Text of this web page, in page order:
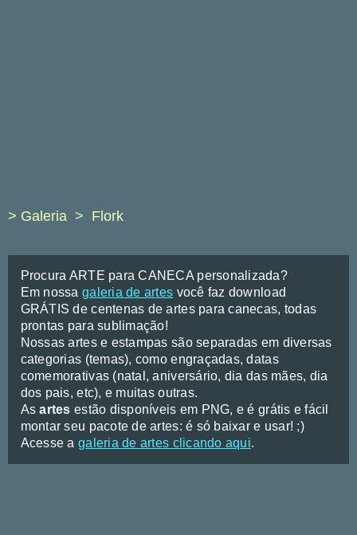
> Galeria Flork
Procura ARTE para CANECA personalizada?
Em nossa galeria de artes você faz download
GRÁTIS de centenas de artes para canecas, todas
prontas para sublimação!
Nossas artes e estampas são separadas em diversas
categorias (temas), como engraçadas, datas
comemorativas (natal, aniversário, dia das mães, dia
dos pais, etc), e muitas outras.
Asartes estão disponíveis em PNG, e é grátis e fácil
montar seu pacote de artes: é só baixar e usar! ;)
Acesse a galeria de artes clicando aqui.